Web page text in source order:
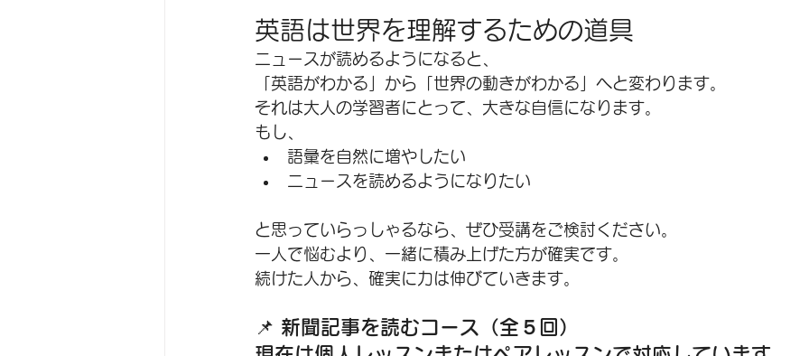
英語は世界を理解するための道具
ニュースが読めるようになると、
「英語がわかる」から「世界の動きがわかる」へと変わります。
それは大人の学習者にとって、大きな自信になります。
もし、
語彙を自然に増やしたい
ニュースを読めるようになりたい
と思っていらっしゃるなら、ぜひ受講をご検討ください。
一人で悩むより、一緒に積み上げた方が確実です。
続けた人から、確実に力は伸びていきます。
📌 新聞記事を読むコース（全５回）